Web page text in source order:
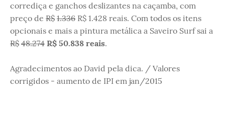
corrediça e ganchos deslizantes na caçamba, com
preço de R$ 1.336 R$ 1.428 reais. Com todos os itens
opcionais e mais a pintura metálica a Saveiro Surf sai a
R$ 48.274 R$ 50.838 reais.
Agradecimentos ao David pela dica. / Valores
corrigidos - aumento de IPI em jan/2015